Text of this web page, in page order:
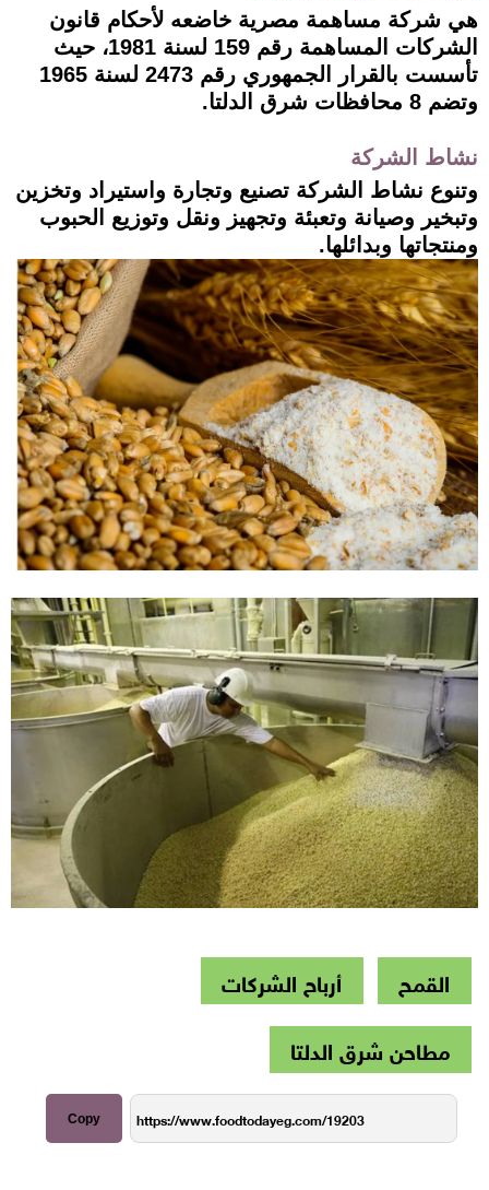
هي شركة مساهمة مصرية خاضعه لأحكام قانون
الشركات المساهمة رقم 159 لسنة 1981، حيث
تأسست بالقرار الجمهوري رقم 2473 لسنة 1965
وتضم 8 محافظات شرق الدلتا.
نشاط الشركة
وتنوع نشاط الشركة تصنيع وتجارة واستيراد وتخزين
وتبخير وصيانة وتعبئة وتجهيز ونقل وتوزيع الحبوب
ومنتجاتها وبدائلها.
القمح
أرباح الشركات
مطاحن شرق الدلتا
Copy